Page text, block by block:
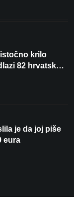
istočno krilo
82 hrvatska
je da joj piše
eura